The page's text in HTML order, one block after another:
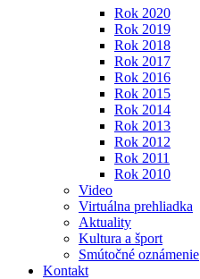
Rok 2020
Rok 2019
Rok 2018
Rok 2017
Rok 2016
Rok 2015
Rok 2014
Rok 2013
Rok 2012
Rok 2011
Rok 2010
Video
Virtuálna prehliadka
Aktuality
Kultura a šport
Smútočné oznámenie
Kontakt